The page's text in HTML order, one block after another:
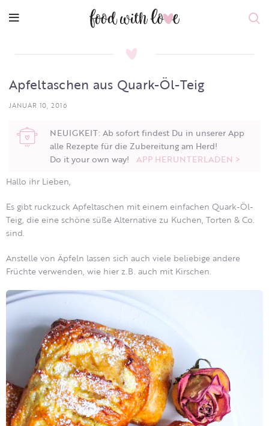
Apfeltaschen aus Quark-Öl-Teig
JANUAR 10, 2016
NEUIGKEIT: Ab sofort findest Du in unserer App
alle Rezepte für die Zubereitung am Herd!
Do it your own way! APP HERUNTERLADEN >
Hallo ihr Lieben,
Es gibt ruckzuck Apfeltaschen mit einem einfachen Quark-Öl-
Teig, die eine schöne süße Alternative zu Kuchen, Torten & Co.
sind.
Anstelle von Äpfeln lassen sich auch viele beliebige andere
Früchte verwenden, wie hier z.B. auch mit Kirschen.